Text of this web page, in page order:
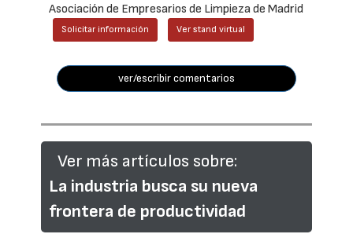
Asociación de Empresarios de Limpieza de Madrid
Solicitar información Ver stand virtual
ver/escribir comentarios
Ver más artículos sobre:
La industria busca su nueva
frontera de productividad